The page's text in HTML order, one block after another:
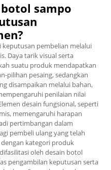
sampo
pembelian melalui
Daya tarik visual serta
suatu produk mendapatkan
pilihan pesaing, sedangkan
disampaikan melalui bahan,
penilaian nilai
desain fungsional, seperti
memengaruhi harapan
pertimbangan dalam
pembeli ulang yang telah
kategori produk
oleh desain botol
pengambilan keputusan serta